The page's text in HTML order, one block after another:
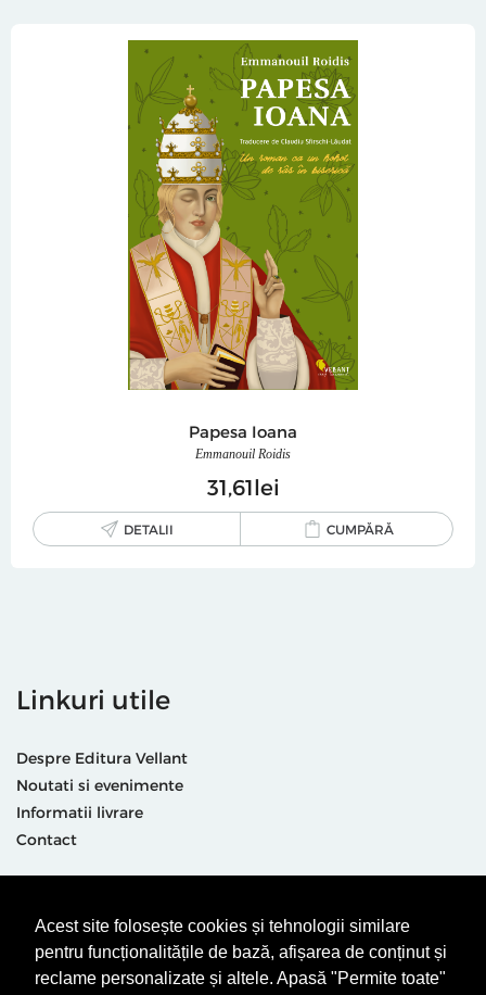
Acest site folosește cookies și tehnologii similare
pentru funcționalitățile de bază, afișarea de conținut și
reclame personalizate și altele. Apasă "Permite toate"
Papesa Ioana
Emmanouil Roidis
31 61lei
DETALII CUMPĂRĂ
Linkuri utile
Despre Editura Vellant
Noutati si evenimente
Informatii livrare
Contact
Suntem prezenti și aici